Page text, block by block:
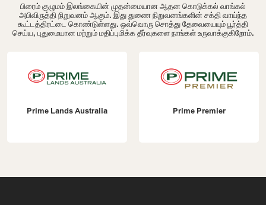
பிரைம் குழுமம் இலங்கையின் முதன்மையான ஆதன கொடுக்கல் வாங்கல்
அபிவிருத்தி நிறுவனம் ஆகும். இது துணை நிறுவனங்களின் சக்தி வாய்ந்த
கூட்டத்திரட்டை கொண்டுள்ளது. ஒவ்வொரு சொத்து தேவையையும் பூர்த்தி
செய்ய, புதுமையான மற்றும் மதிப்புமிக்க தீர்வுகளை நாங்கள் உருவாக்குகிறோம்.
Prime Lands Australia Prime Premier